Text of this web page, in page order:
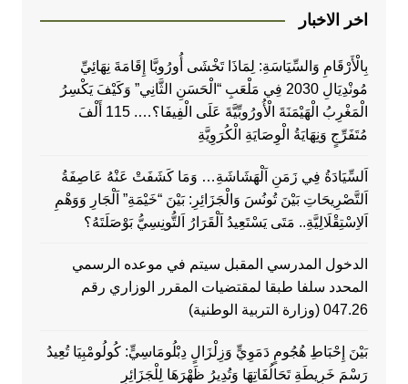
اخر الاخبار
بِالْأَرْقَامِ وَالسِّيَاسَةِ: لِمَاذَا تَخْشَى أُورُوبَّا إِقَامَةَ نِهَائِيِّ
مُونْدِيَالِ 2030 فِي مَلْعَبِ “الْحَسَنِ الثَّانِي” وَكَيْفَ يَكْسِرُ
الْمَغْرِبُ الْهَيْمَنَةَ الْأُورُوبِّيَّةَ عَلَى الْفِيفَا؟…. 115 أَلْفَ
مُتَفَرِّجٍ وَنِهَايَةُ الْوِصَايَةِ الْكُرَوِيَّةِ
اَلسِّيَادَةُ فِي زَمَنِ اَلْهَشَاشَةِ… وَمَا كَشَفَتْ عَنْهُ عَاصِفَةُ
اَلتَّصْرِيحَاتِ بَيْنَ تُونُسَ وَالْجَزَائِرِ: بَيْنَ “خَيْمَةِ” اَلْجَارِ وَوَهْمِ
اَلاِسْتِقْلَالِيَّةِ.. مَتَى يَسْتَعِيدُ اَلْقَرَارُ اَلتُّونِسِيُّ بَوْصَلَتَهُ؟
الدخول المدرسي المقبل سیتم في موعده الرسمي
المحدد سلفا طبقا لمقتضیات المقرر الوزاري رقم
047.26 (وزارة التربية الوطنية)
بَيْنَ إِحْبَاطِ هُجُومٍ دَمَوِيٍّ وَزِلْزَالٍ دِبْلُومَاسِيٍّ: كُولُومْبِيَا تُعِيدُ
رَسْمَ خَرِيطَةِ تَحَالُفَاتِهَا وَتُدِيرُ ظَهْرَهَا لِلْجَزَائِرِ